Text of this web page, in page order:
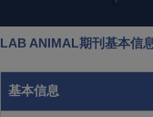
LAB ANIMAL期刊基本信
基本信息